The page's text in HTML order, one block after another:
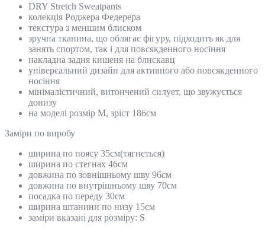
DRY Stretch Sweatpants
колекція Роджера Федерера
текстура з меншим блиском
зручна тканина, що облягає фігуру, підходить як для
занять спортом, так і для повсякденного носіння
накладна задня кишеня на блискавц
універсальний дизайн для активного або повсякденного
носіння
мінімалістичний, витончений силует, що звужується
донизу
на моделі розмір M, зріст 186см
Замiри по виробу
ширина по поясу 35см(тягнеться)
ширина по стегнах 46см
довжина по зовнішньому шву 96см
довжина по внутрішньому шву 70см
посадка по переду 30см
ширина штанини по низу 15см
заміри вказані для розміру: S